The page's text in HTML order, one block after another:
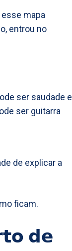
mapa
entrou no
ser saudade e
ser guitarra
de explicar a
ficam.
𝗱𝗲